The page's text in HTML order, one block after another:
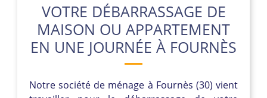
VOTRE DÉBARRASSAGE DE
MAISON OU APPARTEMENT
EN UNE JOURNÉE À FOURNÈS
Notre société de ménage à Fournès (30) vient